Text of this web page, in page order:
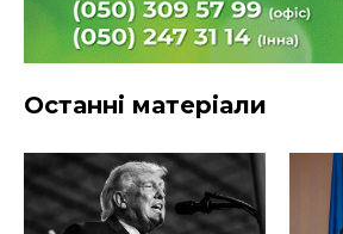
Останні матеріали